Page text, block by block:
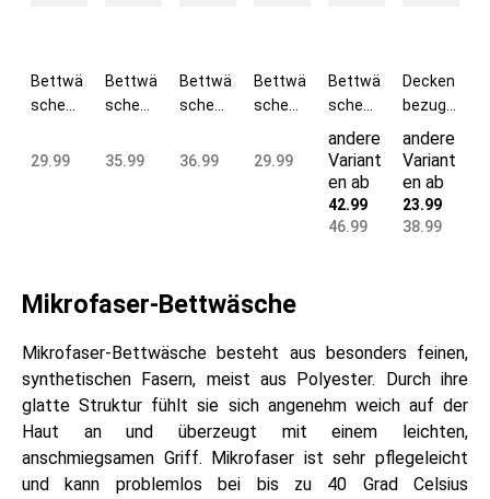
Bettwä
sche
135x20
29.99
Bettwä
sche
140x20
35.99
Bettwä
sche
140x20
36.99
Bettwä
sche
140x20
29.99
Bettwä
sche
Musseli
n 80x80
+
135x20
0 cm
andere
Variant
en ab
42.99
46.99
Decken
bezug
Knöpfe
n
240x22
0 cm
andere
Variant
en ab
23.99
38.99
Mikrofaser-Bettwäsche
Mikrofaser-Bettwäsche besteht aus besonders feinen,
synthetischen Fasern, meist aus Polyester. Durch ihre
glatte Struktur fühlt sie sich angenehm weich auf der
Haut an und überzeugt mit einem leichten,
anschmiegsamen Griff. Mikrofaser ist sehr pflegeleicht
und kann problemlos bei bis zu 40 Grad Celsius